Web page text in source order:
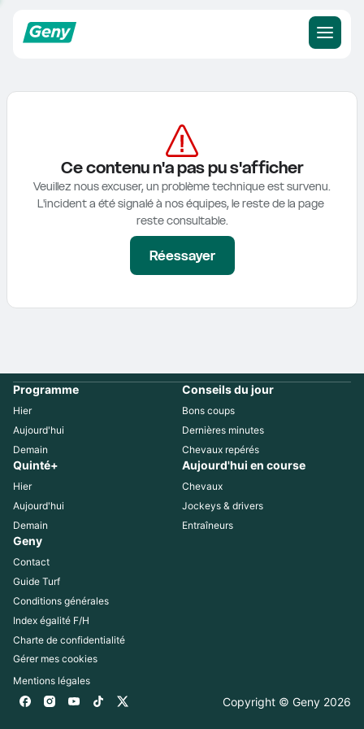
Ce contenu n'a pas pu s'afficher
Veuillez nous excuser, un problème technique est survenu.
L'incident a été signalé à nos équipes, le reste de la page
reste consultable.
Réessayer
Programme
Hier
Aujourd'hui
Demain
Conseils du jour
Bons coups
Dernières minutes
Chevaux repérés
Quinté+
Hier
Aujourd'hui
Demain
Aujourd'hui en course
Chevaux
Jockeys & drivers
Entraîneurs
Geny
Contact
Guide Turf
Conditions générales
Index égalité F/H
Charte de confidentialité
Gérer mes cookies
Mentions légales
Copyright © Geny 2026